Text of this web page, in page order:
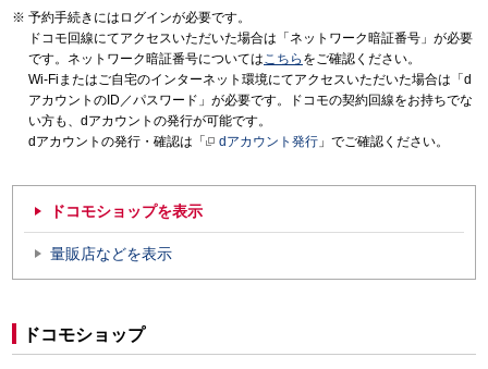
予約手続きにはログインが必要です。
ドコモ回線にてアクセスいただいた場合は「ネットワーク暗証番号」が必要
です。ネットワーク暗証番号についてはこちら をご確認ください。
Wi-Fiまたはご自宅のインターネット環境にてアクセスいただいた場合は「d
アカウントのID／パスワード」が必要です。ドコモの契約回線をお持ちでな
い方も、dアカウントの発行が可能です。
dアカウントの発行・確認は「
dアカウント発行 」でご確認ください。
ドコモショップを表示
量販店などを表示
ドコモショップ